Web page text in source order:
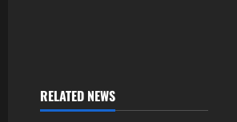
RELATED NEWS